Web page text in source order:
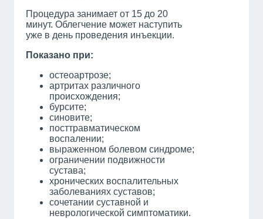
Процедура занимает от 15 до 20
минут. Облегчение может наступить
уже в день проведения инъекции.
Показано при:
остеоартрозе;
артритах различного
происхождения;
бурсите;
синовите;
посттравматическом
воспалении;
выраженном болевом синдроме;
ограничении подвижности
сустава;
хронических воспалительных
заболеваниях суставов;
сочетании суставной и
неврологической симптоматики.